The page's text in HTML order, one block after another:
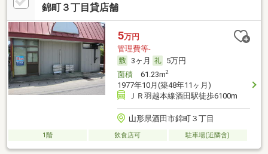
錦町３丁目貸店舗
5万円
管理費等-
3ヶ月
5万円
面積61.23m2
1977年10月(築48年11ヶ月)
ＪＲ羽越本線酒田駅徒歩6100m
山形県酒田市錦町３丁目
1階 飲食店可 駐車場(近隣含)